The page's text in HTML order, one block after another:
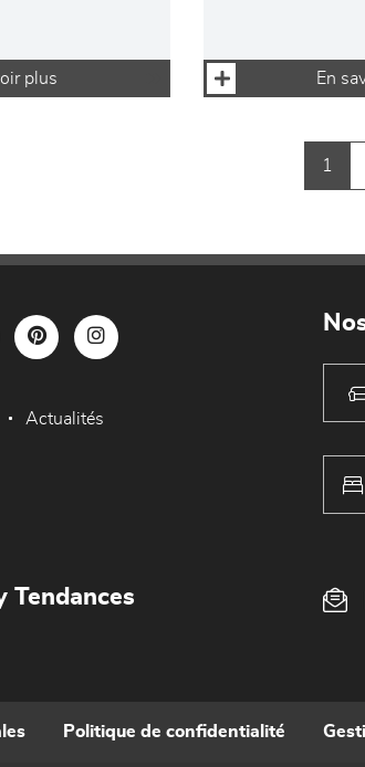
plus En
1
Actualités
Tendances
Politique de confidentialité